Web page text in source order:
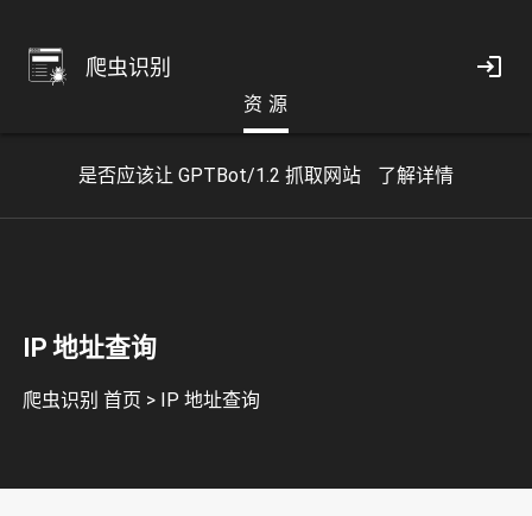
爬虫识别
资 源
是否应该让 GPTBot/1.2 抓取网站 了解详情
IP 地址查询
爬虫识别 首页 > IP 地址查询